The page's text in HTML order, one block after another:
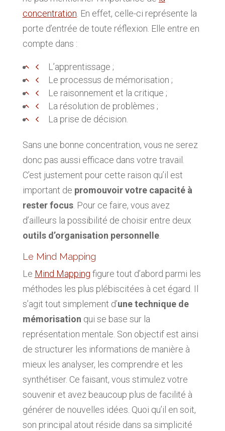
concentration. En effet, celle-ci représente la
porte d’entrée de toute réflexion. Elle entre en
compte dans :
L’apprentissage ;
Le processus de mémorisation ;
Le raisonnement et la critique ;
La résolution de problèmes ;
La prise de décision.
Sans une bonne concentration, vous ne serez
donc pas aussi efficace dans votre travail.
C’est justement pour cette raison qu’il est
important de promouvoir votre capacité à
rester focus. Pour ce faire, vous avez
d’ailleurs la possibilité de choisir entre deux
outils d’organisation personnelle.
Le Mind Mapping
Le Mind Mapping figure tout d’abord parmi les
méthodes les plus plébiscitées à cet égard. Il
s’agit tout simplement d’une technique de
mémorisation qui se base sur la
représentation mentale. Son objectif est ainsi
de structurer les informations de manière à
mieux les analyser, les comprendre et les
synthétiser. Ce faisant, vous stimulez votre
souvenir et avez beaucoup plus de facilité à
générer de nouvelles idées. Quoi qu’il en soit,
son principal atout réside dans sa simplicité